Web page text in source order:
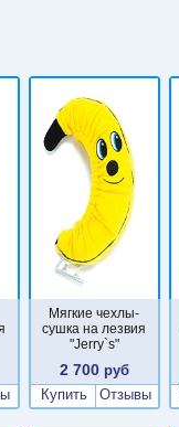
Мягкие чехлы-
сушка на лезвия
"Jerry`s"
2 700 руб
Купить
Отзывы